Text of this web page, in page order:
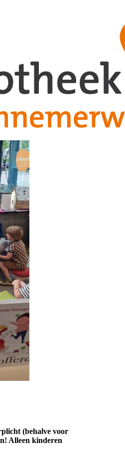
(behalve voor
Alleen kinderen